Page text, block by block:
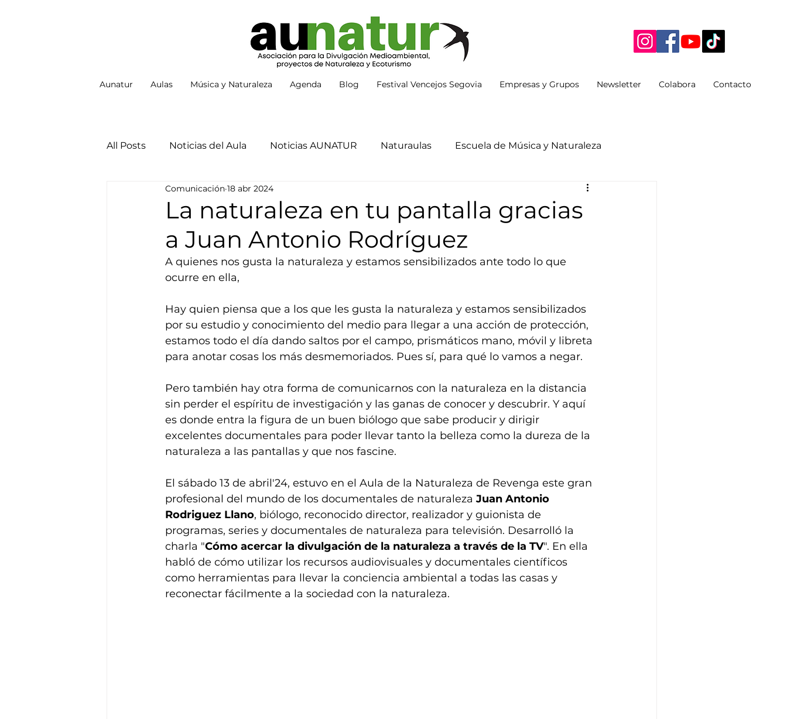
Aunatur Aulas Música y Naturaleza Agenda Blog Festival Vencejos Segovia Empresas y Grupos Newsletter Colabora Contacto
All Posts Noticias del Aula Noticias AUNATUR Naturaulas Escuela de Música y Naturaleza
La naturaleza en tu pantalla gracias
a Juan Antonio Rodríguez
Comunicación 18 abr 2024
A quienes nos gusta la naturaleza y estamos sensibilizados ante todo lo que
ocurre en ella,
Hay quien piensa que a los que les gusta la naturaleza y estamos sensibilizados
por su estudio y conocimiento del medio para llegar a una acción de protección,
estamos todo el día dando saltos por el campo, prismáticos mano, móvil y libreta
para anotar cosas los más desmemoriados. Pues sí, para qué lo vamos a negar.
Pero también hay otra forma de comunicarnos con la naturaleza en la distancia
sin perder el espíritu de investigación y las ganas de conocer y descubrir. Y aquí
es donde entra la figura de un buen biólogo que sabe producir y dirigir
excelentes documentales para poder llevar tanto la belleza como la dureza de la
naturaleza a las pantallas y que nos fascine.
El sábado 13 de abril'24, estuvo en el Aula de la Naturaleza de Revenga este gran
profesional del mundo de los documentales de naturaleza Juan Antonio
Rodriguez Llano, biólogo, reconocido director, realizador y guionista de
programas, series y documentales de naturaleza para televisión. Desarrolló la
charla "Cómo acercar la divulgación de la naturaleza a través de la TV". En ella
habló de cómo utilizar los recursos audiovisuales y documentales científicos
como herramientas para llevar la conciencia ambiental a todas las casas y
reconectar fácilmente a la sociedad con la naturaleza.